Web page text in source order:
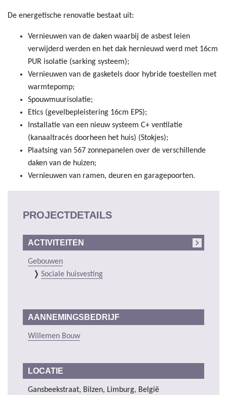
De energetische renovatie bestaat uit:
Vernieuwen van de daken waarbij de asbest leien
verwijderd werden en het dak hernieuwd werd met 16cm
PUR isolatie (sarking systeem);
Vernieuwen van de gasketels door hybride toestellen met
warmtepomp;
Spouwmuurisolatie;
Etics (gevelbepleistering 16cm EPS);
Installatie van een nieuw systeem C+ ventilatie
(kanaaltracés doorheen het huis) (Stokjes);
Plaatsing van 567 zonnepanelen over de verschillende
daken van de huizen;
Vernieuwen van ramen, deuren en garagepoorten.
PROJECTDETAILS
ACTIVITEITEN
Gebouwen
Sociale huisvesting
AANNEMINGSBEDRIJF
Willemen Bouw
LOCATIE
Gansbeekstraat, Bilzen, Limburg, België